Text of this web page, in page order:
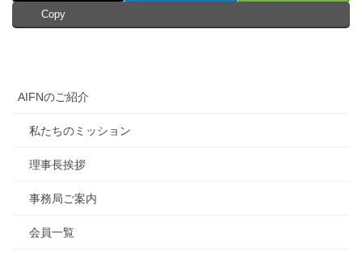
Copy
AIFNのご紹介
私たちのミッション
理事長挨拶
事務局ご案内
会員一覧